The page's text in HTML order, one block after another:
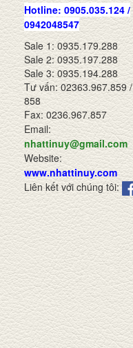
Hotline: 0905.035.124 /
0942048547
Sale 1: 0935.179.288
Sale 2: 0935.197.288
Sale 3: 0935.194.288
Tư vấn: 02363.967.859 /
858
Fax: 0236.967.857
Email:
nhattinuy@gmail.com
Website:
www.nhattinuy.com
Liên kết với chúng tôi: